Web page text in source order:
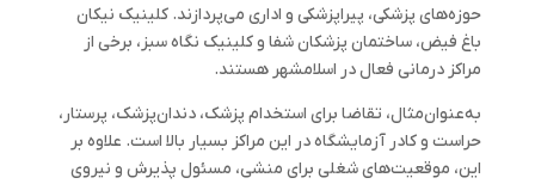
حوزه‌های پزشکی، پیراپزشکی و اداری می‌پردازند. کلینیک نیکان
باغ فیض، ساختمان پزشکان شفا و کلینیک نگاه سبز، برخی از
مراکز درمانی فعال در اسلامشهر هستند.
به‌عنوان‌مثال، تقاضا برای استخدام پزشک، دندان‌پزشک، پرستار،
حراست و کادر آزمایشگاه در این مراکز بسیار بالا است. علاوه بر
این، موقعیت‌های شغلی برای منشی، مسئول پذیرش و نیروی